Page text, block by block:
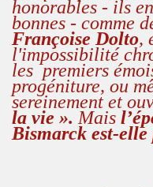
honorables - ils
bonnes - comme
Françoise Dolto,
l'impossibilité
les premiers
progéniture, ou
sereinement et
la vie ». Mais
Bismarck est-